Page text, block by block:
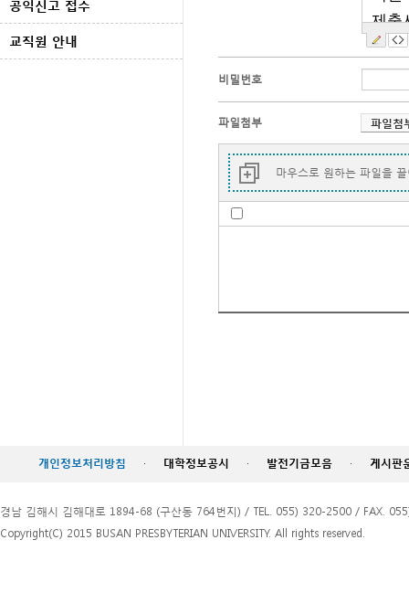
공익신고 접수
교직원 안내
비밀번호
파일첨부
마우스로 원하는 파일을
개인정보처리방침 · 대학정보공시 · 발전기금모음 · 게시판
경남 김해시 김해대로 1894-68 (구산동 764번지) / TEL. 055) 320-2500 / FAX.
Copyright(C) 2015 BUSAN PRESBYTERIAN UNIVERSITY. All rights reserved.